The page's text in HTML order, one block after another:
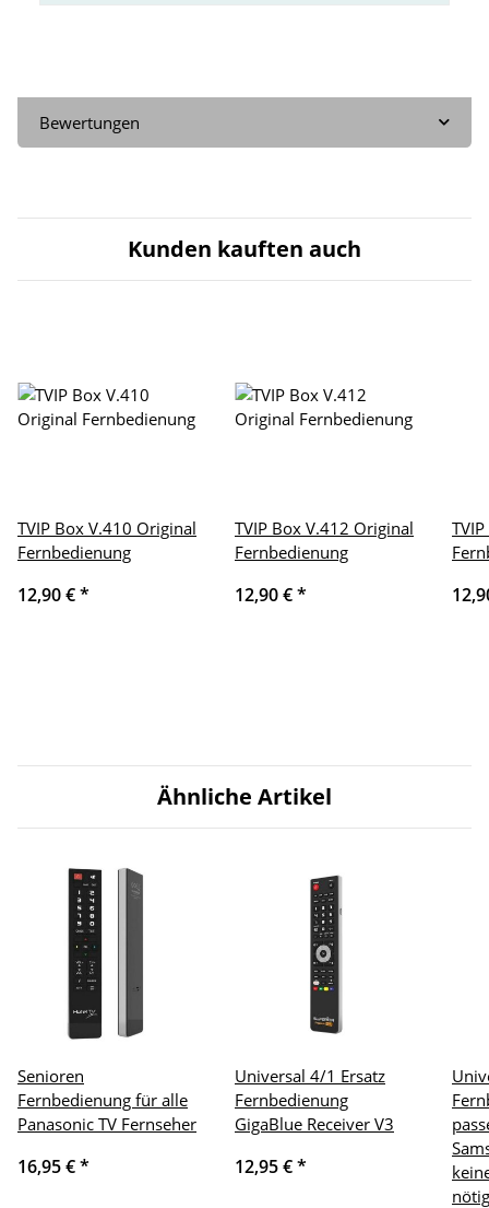
Bewertungen
Kunden kauften auch
TVIP Box V.410 Original
Fernbedienung
12,90 €*
TVIP Box V.412 Original
Fernbedienung
12,90 €*
Ähnliche Artikel
Senioren
Fernbedienung für alle
Panasonic TV Fernseher
16,95 €*
Universal 4/1 Ersatz
Fernbedienung
GigaBlue Receiver V3
12,95 €*
nötig